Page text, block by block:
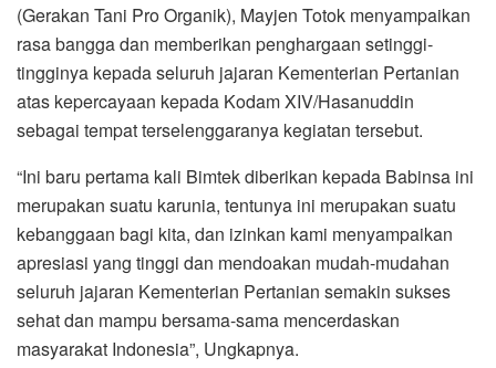
(Gerakan Tani Pro Organik), Mayjen Totok menyampaikan
rasa bangga dan memberikan penghargaan setinggi-
tingginya kepada seluruh jajaran Kementerian Pertanian
atas kepercayaan kepada Kodam XIV/Hasanuddin
sebagai tempat terselenggaranya kegiatan tersebut.
“Ini baru pertama kali Bimtek diberikan kepada Babinsa ini
merupakan suatu karunia, tentunya ini merupakan suatu
kebanggaan bagi kita, dan izinkan kami menyampaikan
apresiasi yang tinggi dan mendoakan mudah-mudahan
seluruh jajaran Kementerian Pertanian semakin sukses
sehat dan mampu bersama-sama mencerdaskan
masyarakat Indonesia”, Ungkapnya.